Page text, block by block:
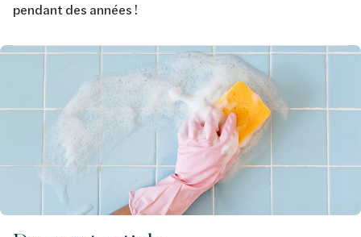
pendant des années !
Afbeelding